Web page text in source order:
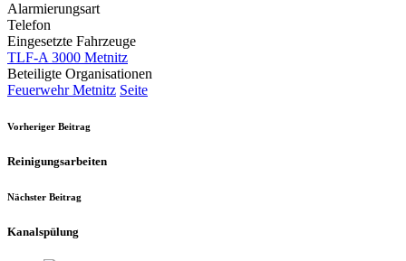
Alarmierungsart
Telefon
Eingesetzte Fahrzeuge
TLF-A 3000 Metnitz
Beteiligte Organisationen
Feuerwehr Metnitz Seite
Vorheriger Beitrag
Reinigungsarbeiten
Nächster Beitrag
Kanalspülung